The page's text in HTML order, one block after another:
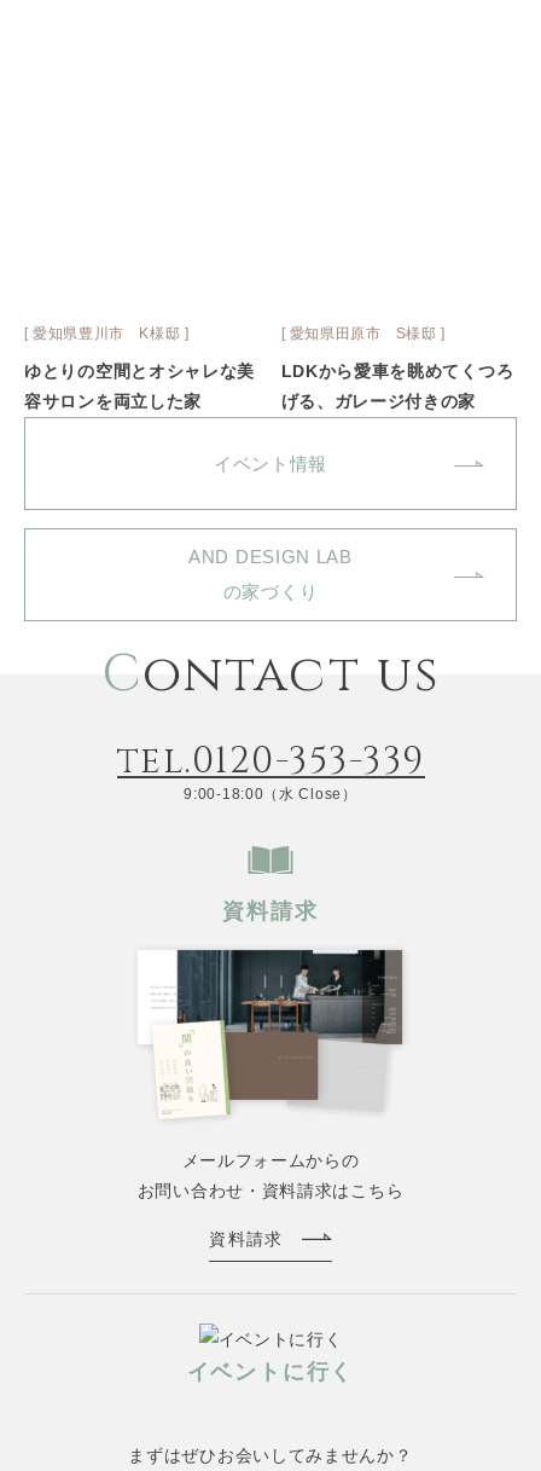
[ 愛知県豊川市 K様邸 ]
ゆとりの空間とオシャレな美
容サロンを両立した家
[ 愛知県田原市 S様邸 ]
LDKから愛車を眺めてくつろ
げる、ガレージ付きの家
イベント情報
AND DESIGN LAB
の家づくり
Contact us
tel.0120-353-339
9:00-18:00（水 Close）
資料請求
メールフォームからの
お問い合わせ・資料請求はこちら
資料請求
イベントに行く
まずはぜひお会いしてみませんか？